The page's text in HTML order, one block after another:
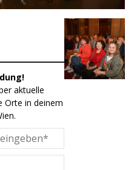
aktuelle
Orte in deinem